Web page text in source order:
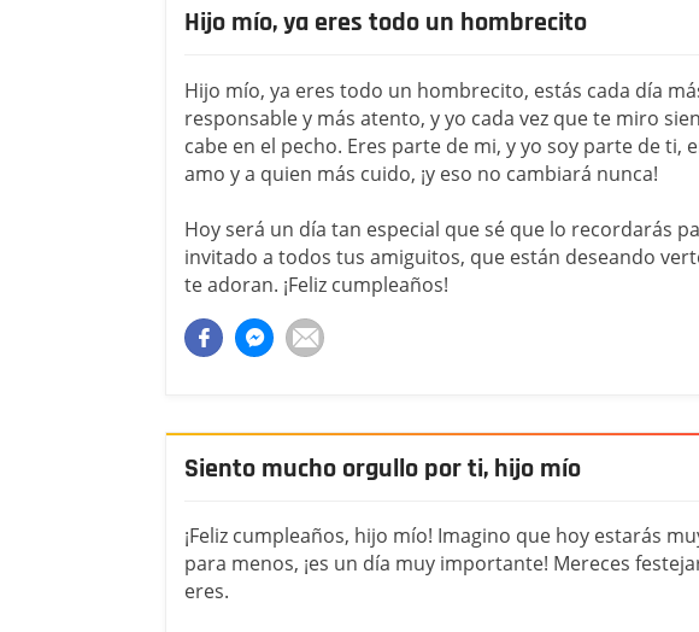
Hijo mío, ya eres todo un hombrecito
Hijo mío, ya eres todo un hombrecito, estás cada día
responsable y más atento, y yo cada vez que te miro
cabe en el pecho. Eres parte de mi, y yo soy parte de ti,
amo y a quien más cuido, ¡y eso no cambiará nunca!
Hoy será un día tan especial que sé que lo recordarás
invitado a todos tus amiguitos, que están deseando
te adoran. ¡Feliz cumpleaños!
Siento mucho orgullo por ti, hijo mío
¡Feliz cumpleaños, hijo mío! Imagino que hoy estarás
para menos, ¡es un día muy importante! Mereces
eres.